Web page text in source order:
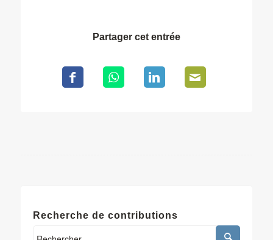
Partager cet entrée
Recherche de contributions